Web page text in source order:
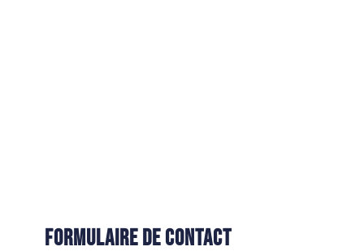
Formulaire de contact